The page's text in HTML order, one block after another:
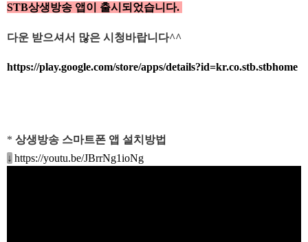
STB상생방송 앱이 출시되었습니다.
다운 받으셔서 많은 시청바랍니다^^
https://play.google.com/store/apps/details?id=kr.co.stb.stbhome
* 상생방송 스마트폰 앱 설치방법
↓ https://youtu.be/JBrrNg1ioNg